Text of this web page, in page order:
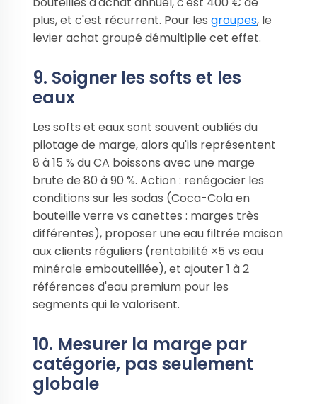
plus, et c'est récurrent. Pour les groupes, le
levier achat groupé démultiplie cet effet.
9. Soigner les softs et les
eaux
Les softs et eaux sont souvent oubliés du
pilotage de marge, alors qu'ils représentent
8 à 15 % du CA boissons avec une marge
brute de 80 à 90 %. Action : renégocier les
conditions sur les sodas (Coca-Cola en
bouteille verre vs canettes : marges très
différentes), proposer une eau filtrée maison
aux clients réguliers (rentabilité ×5 vs eau
minérale embouteillée), et ajouter 1 à 2
références d'eau premium pour les
segments qui le valorisent.
10. Mesurer la marge par
catégorie, pas seulement
globale